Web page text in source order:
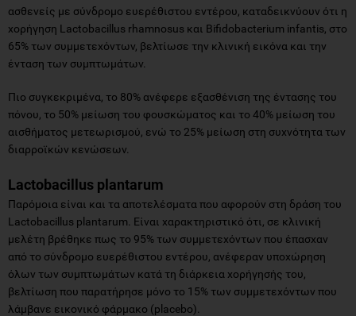
ασθενείς με σύνδρομο ευερέθιστου εντέρου, καταδεικνύουν ότι η
χορήγηση Lactobacillus rhamnosus και Bifidobacterium infantis, στο
65% των συμμετεχόντων, βελτίωσε την κλινική εικόνα και την
ένταση των συμπτωμάτων.
Πιο συγκεκριμένα, το 80% ανέφερε εξασθένιση της έντασης του
πόνου, το 50% μείωση του φουσκώματος και το 40% μείωση του
αισθήματος μετεωρισμού, ενώ το 25% μείωση στη συχνότητα των
διαρροϊκών κενώσεων.
Lactobacillus plantarum
Παρόμοια είναι και τα αποτελέσματα που αφορούν στη δράση του
Lactobacillus plantarum. Είναι χαρακτηριστικό ότι, σε κλινική
μελέτη βρέθηκε πως το 95% των συμμετεχόντων που έπασχαν
από το σύνδρομο ευερέθιστου εντέρου, ανέφεραν υποχώρηση
όλων των συμπτωμάτων κατά τη διάρκεια χορήγησής του,
βελτίωση που παρατήρησε μόνο το 15% των συμμετεχόντων που
λάμβανε εικονικό φάρμακο (placebo).